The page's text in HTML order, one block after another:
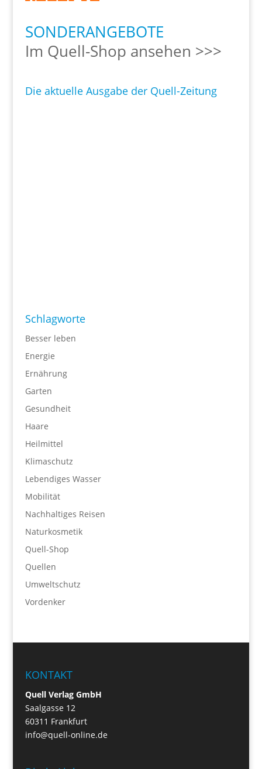
SONDERANGEBOTE
Im Quell-Shop ansehen >>>
Die aktuelle Ausgabe der Quell-Zeitung
Schlagworte
Besser leben
Energie
Ernährung
Garten
Gesundheit
Haare
Heilmittel
Klimaschutz
Lebendiges Wasser
Mobilität
Nachhaltiges Reisen
Naturkosmetik
Quell-Shop
Quellen
Umweltschutz
Vordenker
KONTAKT
Quell Verlag GmbH
Saalgasse 12
60311 Frankfurt
info@quell-online.de